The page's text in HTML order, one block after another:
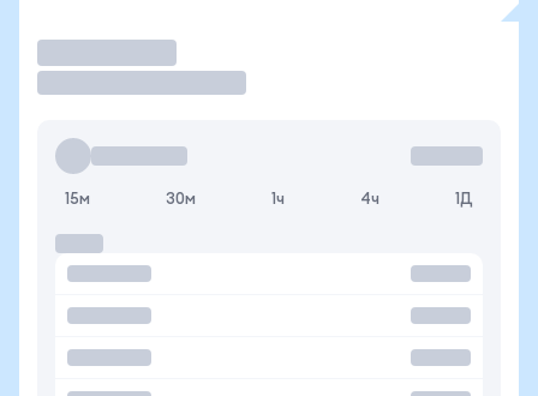
15м 30м 1ч 4ч 1Д